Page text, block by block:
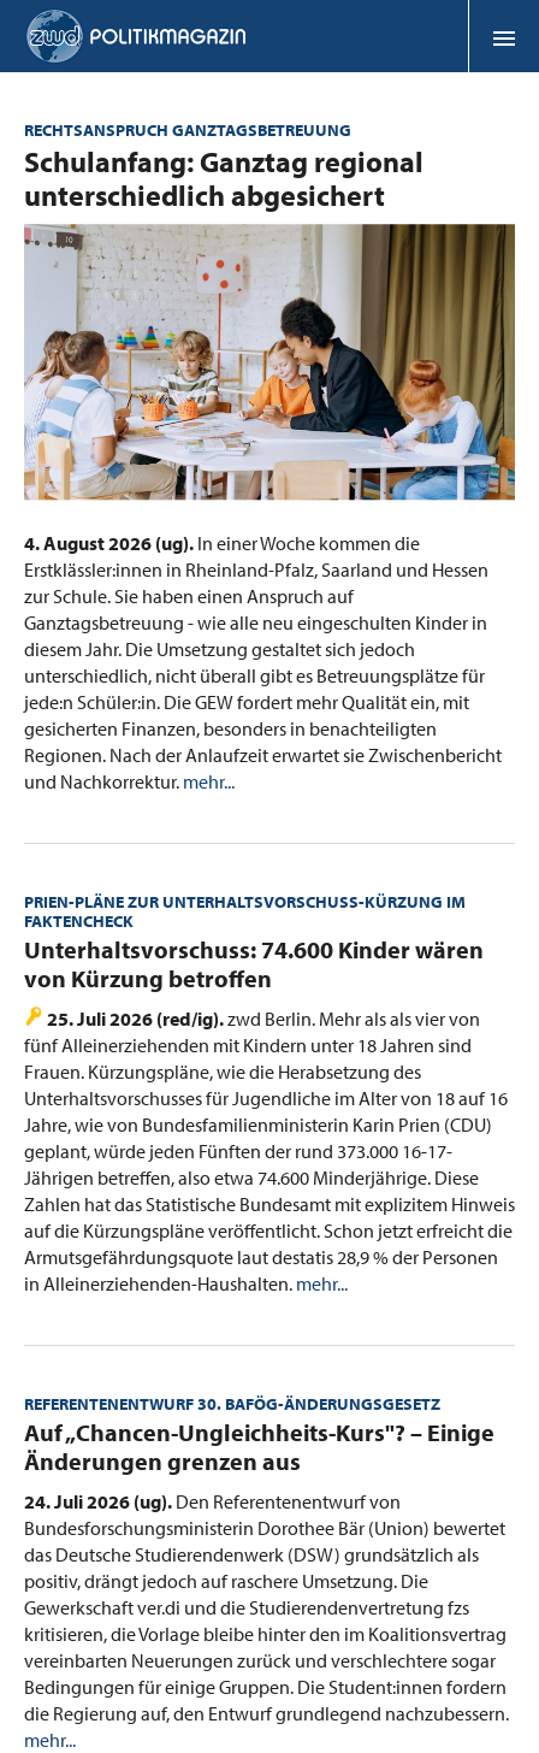
RECHTSANSPRUCH GANZTAGSBETREUUNG
:Schulanfang: Ganztag regional
unterschiedlich abgesichert
4. August 2026 (ug). In einer Woche kommen die
Erstklässler:innen in Rheinland-Pfalz, Saarland und Hessen
zur Schule. Sie haben einen Anspruch auf
Ganztagsbetreuung - wie alle neu eingeschulten Kinder in
diesem Jahr. Die Umsetzung gestaltet sich jedoch
unterschiedlich, nicht überall gibt es Betreuungsplätze für
jede:n Schüler:in. Die GEW fordert mehr Qualität ein, mit
gesicherten Finanzen, besonders in benachteiligten
Regionen. Nach der Anlaufzeit erwartet sie Zwischenbericht
und Nachkorrektur. mehr...
PRIEN-PLÄNE ZUR UNTERHALTSVORSCHUSS-KÜRZUNG IM
FAKTENCHECK
:Unterhaltsvorschuss: 74.600 Kinder wären
von Kürzung betroffen
25. Juli 2026 (red/ig).zwd Berlin. Mehr als als vier von
fünf Alleinerziehenden mit Kindern unter 18 Jahren sind
Frauen. Kürzungspläne, wie die Herabsetzung des
Unterhaltsvorschusses für Jugendliche im Alter von 18 auf 16
Jahre, wie von Bundesfamilienministerin Karin Prien (CDU)
geplant, würde jeden Fünften der rund 373.000 16-17-
Jährigen betreffen, also etwa 74.600 Minderjährige. Diese
Zahlen hat das Statistische Bundesamt mit explizitem Hinweis
auf die Kürzungspläne veröffentlicht. Schon jetzt erfreicht die
Armutsgefährdungsquote laut destatis 28,9 % der Personen
in Alleinerziehenden-Haushalten. mehr...
REFERENTENENTWURF 30. BAFÖG-ÄNDERUNGSGESETZ
:
Auf „Chancen-Ungleichheits-Kurs"? – Einige
Änderungen grenzen aus
24. Juli 2026 (ug). Den Referentenentwurf von
Bundesforschungsministerin Dorothee Bär (Union) bewertet
das Deutsche Studierendenwerk (DSW) grundsätzlich als
positiv, drängt jedoch auf raschere Umsetzung. Die
Gewerkschaft ver.di und die Studierendenvertretung fzs
kritisieren, die Vorlage bleibe hinter den im Koalitionsvertrag
vereinbarten Neuerungen zurück und verschlechtere sogar
Bedingungen für einige Gruppen. Die Student:innen fordern
die Regierung auf, den Entwurf grundlegend nachzubessern.
mehr...